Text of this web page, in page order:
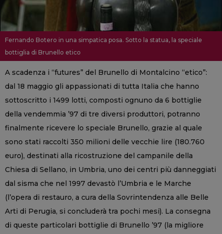
Fernando Botero in una simpatica posa. Sotto la statua, la speciale
bottiglia di Brunello etico
A scadenza i “futures” del Brunello di Montalcino “etico”:
dal 18 maggio gli appassionati di tutta Italia che hanno
sottoscritto i 1499 lotti, composti ognuno da 6 bottiglie
della vendemmia ’97 di tre diversi produttori, potranno
finalmente ricevere lo speciale Brunello, grazie al quale
sono stati raccolti 350 milioni delle vecchie lire (180.760
euro), destinati alla ricostruzione del campanile della
Chiesa di Sellano, in Umbria, uno dei centri più danneggiati
dal sisma che nel 1997 devastò l’Umbria e le Marche
(l’opera di restauro, a cura della Sovrintendenza alle Belle
Arti di Perugia, si concluderà tra pochi mesi). La consegna
di queste particolari bottiglie di Brunello ’97 (la migliore